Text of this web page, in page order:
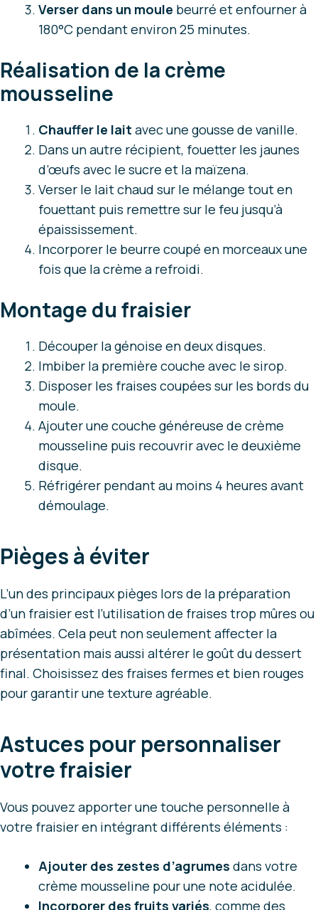
Verser dans un moule beurré et enfourner à
180°C pendant environ 25 minutes.
Réalisation de la crème
mousseline
Chauffer le lait avec une gousse de vanille.
Dans un autre récipient, fouetter les jaunes
d’œufs avec le sucre et la maïzena.
Verser le lait chaud sur le mélange tout en
fouettant puis remettre sur le feu jusqu’à
épaississement.
Incorporer le beurre coupé en morceaux une
fois que la crème a refroidi.
Montage du fraisier
Découper la génoise en deux disques.
Imbiber la première couche avec le sirop.
Disposer les fraises coupées sur les bords du
moule.
Ajouter une couche généreuse de crème
mousseline puis recouvrir avec le deuxième
disque.
Réfrigérer pendant au moins 4 heures avant
démoulage.
Pièges à éviter
L’un des principaux pièges lors de la préparation
d’un fraisier est l’utilisation de fraises trop mûres ou
abîmées. Cela peut non seulement affecter la
présentation mais aussi altérer le goût du dessert
final. Choisissez des fraises fermes et bien rouges
pour garantir une texture agréable.
Astuces pour personnaliser
votre fraisier
Vous pouvez apporter une touche personnelle à
votre fraisier en intégrant différents éléments :
Ajouter des zestes d’agrumes dans votre
crème mousseline pour une note acidulée.
Incorporer des fruits variés, comme des